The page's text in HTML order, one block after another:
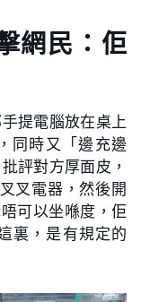
網民：佢
提電腦放在桌上
同時又「邊充邊
評對方厚面皮，
叉電器，然後開
可以坐喺度，佢
裏，是有規定的